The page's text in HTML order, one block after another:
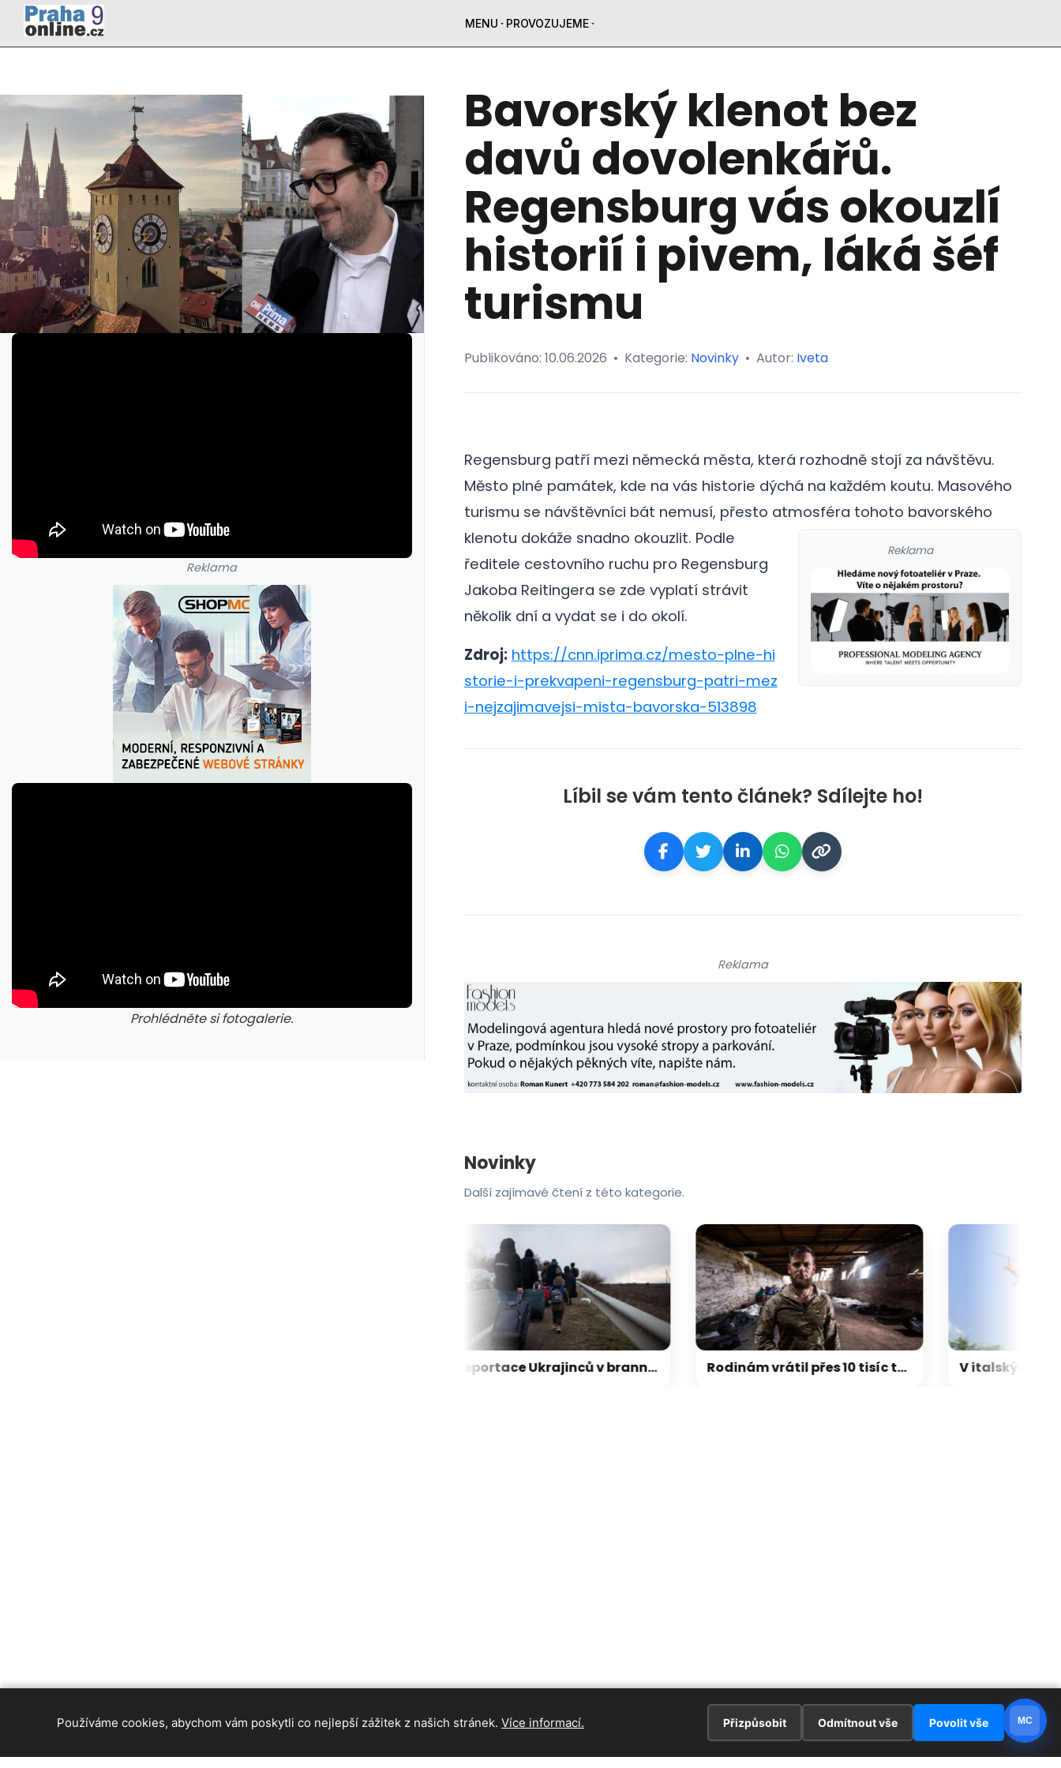
MENU PROVOZUJEME
Reklama
Prohlédněte si fotogalerie.
Bavorský klenot bez
davů dovolenkářů.
Regensburg vás okouzlí
historií i pivem, láká šéf
turismu
Publikováno: 10.06.2026 • Kategorie: Novinky • Autor: Iveta
Regensburg patří mezi německá města, která rozhodně stojí za návštěvu.
Město plné památek, kde na vás historie dýchá na každém koutu. Masového
turismu se návštěvníci bát nemusí, přesto atmosféra tohoto bavorského
klenotu dokáže snadno okouzlit.
Reklama
Podle
ředitele cestovního ruchu pro Regensburg
Jakoba Reitingera se zde vyplatí strávit
několik dní a vydat se i do okolí.
Zdroj: https://cnn.iprima.cz/mesto-plne-hi
storie-i-prekvapeni-regensburg-patri-mez
i-nejzajimavejsi-mista-bavorska-513898
Líbil se vám tento článek? Sdílejte ho!
Reklama
Novinky
Další zajímavé čtení z této kategorie.
Deportace Ukrajinců v branném věku? Dáme jim šanci bojovat za vlast, plánuje polská opozice Rodinám vrátil přes 10 tisíc těl, Ukrajinců i Rusů. „Sběratel kostí“ sám padl v bojích
Používáme cookies, abychom vám poskytli co nejlepší zážitek z našich stránek. Více informací. Přizpůsobit Odmítnout vše Povolit vše MC